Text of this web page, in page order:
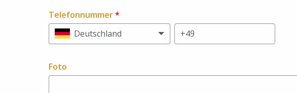
Telefonnummer*
Deutschland
Foto